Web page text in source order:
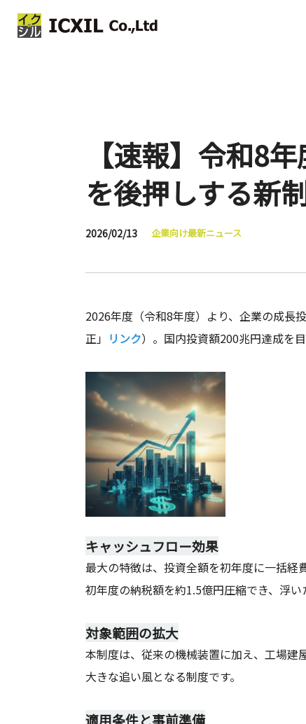
【速報】令和8
を後押しする新
2026/02/13 企業向け最新ニュース
2026年度（令和8年度）より、企業の成長
正」 リンク）。国内投資額200兆円達成を
キャッシュフロー効果
最大の特徴は、投資全額を初年度に一括経
初年度の納税額を約1.5億円圧縮でき、浮
対象範囲の拡大
本制度は、従来の機械装置に加え、工場建
大きな追い風となる制度です。
適用条件と事前準備